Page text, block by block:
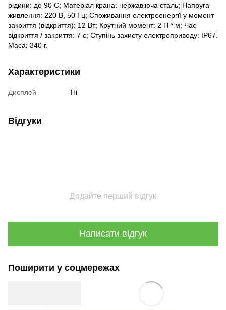
рідини: до 90 C; Матеріал крана: нержавіюча сталь; Напруга
живлення: 220 В, 50 Гц; Споживання електроенергії у момент
закриття (відкриття): 12 Вт; Крутний момент: 2 Н * м; Час
відкриття / закриття: 7 с; Ступінь захисту електроприводу: IP67.
Маса: 340 г.
Характеристики
Дисплей Ні
Відгуки
Додайте перший відгук
Написати відгук
Поширити у соцмережах